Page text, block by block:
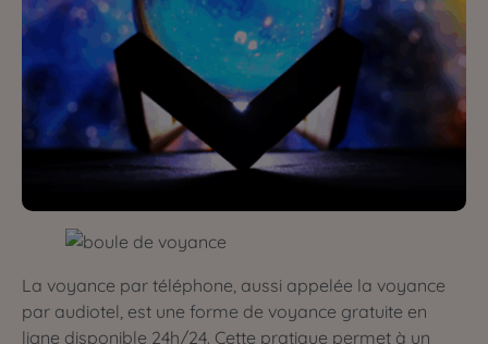
La voyance par téléphone, aussi appelée la voyance
par audiotel, est une forme de voyance gratuite en
ligne disponible 24h/24. Cette pratique permet à un